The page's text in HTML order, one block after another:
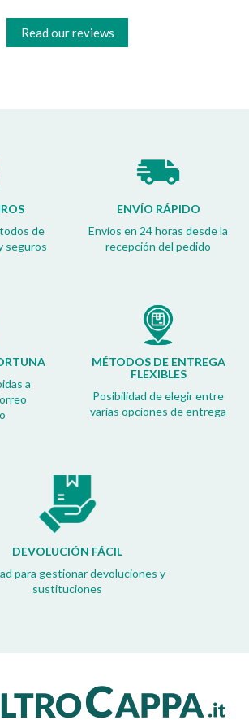
Read our reviews
de
seguros
ENVÍO RÁPIDO
Envíos en 24 horas desde la
recepción del pedido
a
MÉTODOS DE ENTREGA
FLEXIBLES
Posibilidad de elegir entre
varias opciones de entrega
DEVOLUCIÓN FÁCIL
para gestionar devoluciones y
sustituciones